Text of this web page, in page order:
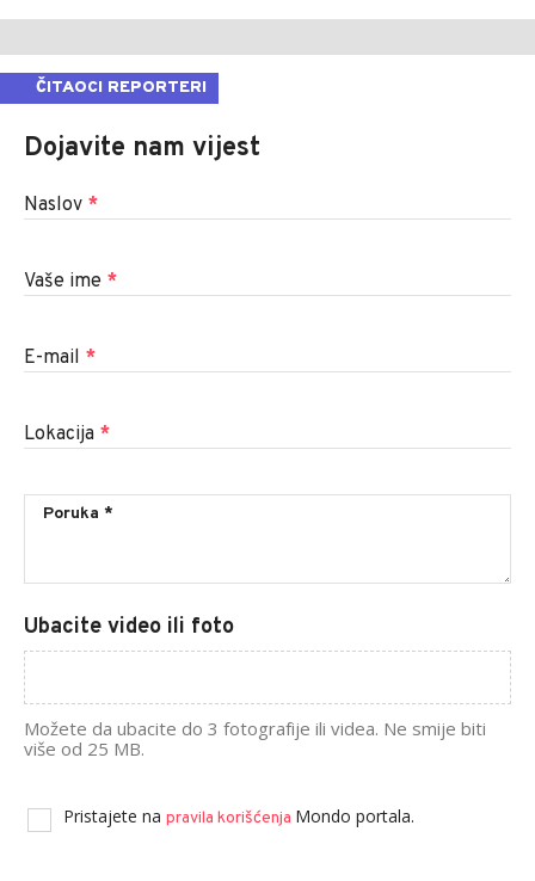
ČITAOCI REPORTERI
Dojavite nam vijest
Naslov *
Vaše ime *
E-mail *
Lokacija *
Ubacite video ili foto
Možete da ubacite do 3 fotografije ili videa. Ne smije biti
više od 25 MB.
Pristajete na pravila korišćenja Mondo portala.